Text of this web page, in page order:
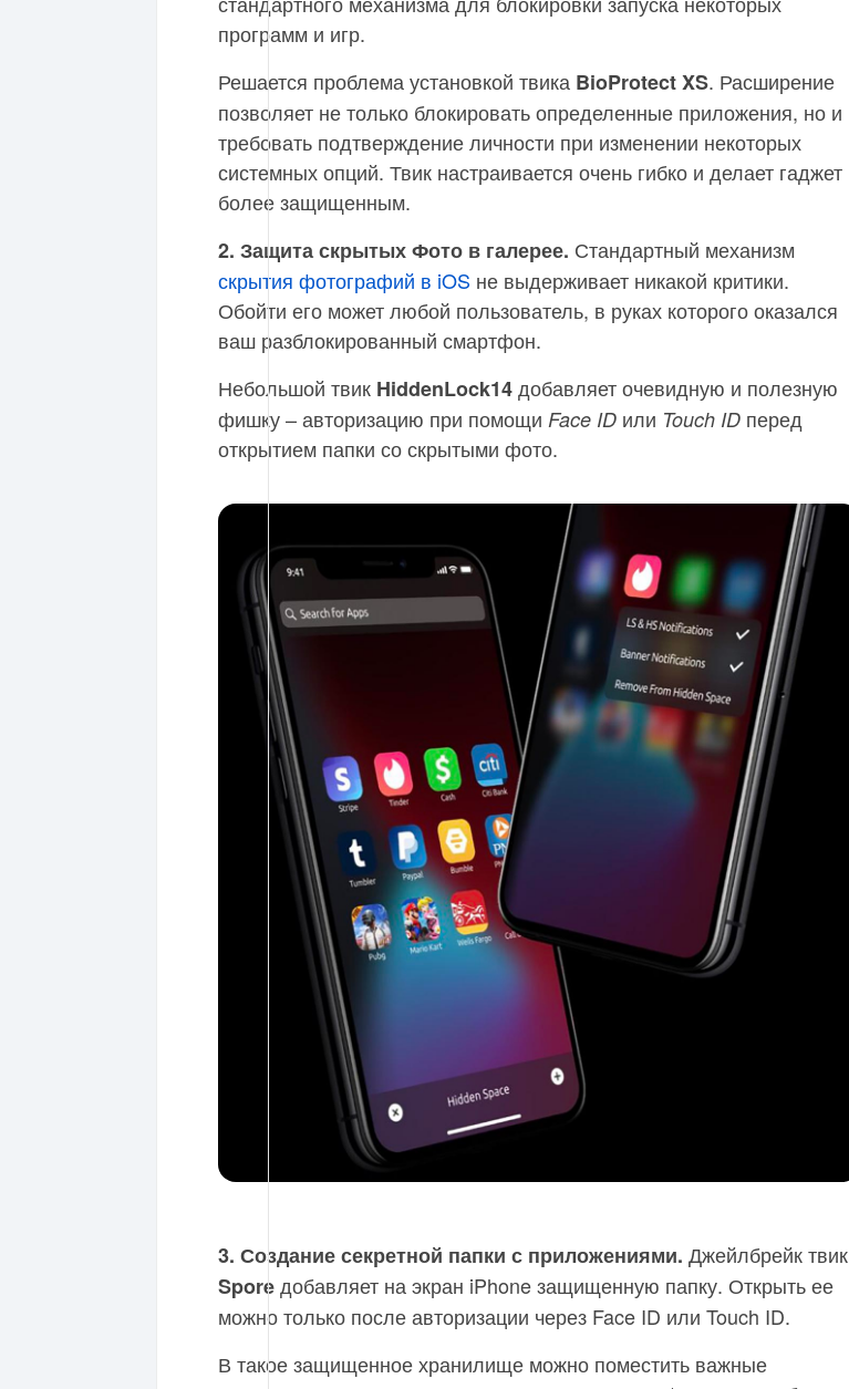
программ и игр.
Решается проблема установкой твика BioProtect XS. Расширение
позволяет не только блокировать определенные приложения, но и
требовать подтверждение личности при изменении некоторых
системных опций. Твик настраивается очень гибко и делает гаджет
более защищенным.
2. Защита скрытых Фото в галерее. Стандартный механизм
скрытия фотографий в iOS не выдерживает никакой критики.
Обойти его может любой пользователь, в руках которого оказался
ваш разблокированный смартфон.
Небольшой твик HiddenLock14добавляет очевидную и полезную
фишку – авторизацию при помощи Face ID или Touch ID перед
открытием папки со скрытыми фото.
3. Создание секретной папки с приложениями. Джейлбрейк твик
Sporeдобавляет на экран iPhone защищенную папку. Открыть ее
можно только после авторизации через Face ID или Touch ID.
В такое защищенное хранилище можно поместить важные